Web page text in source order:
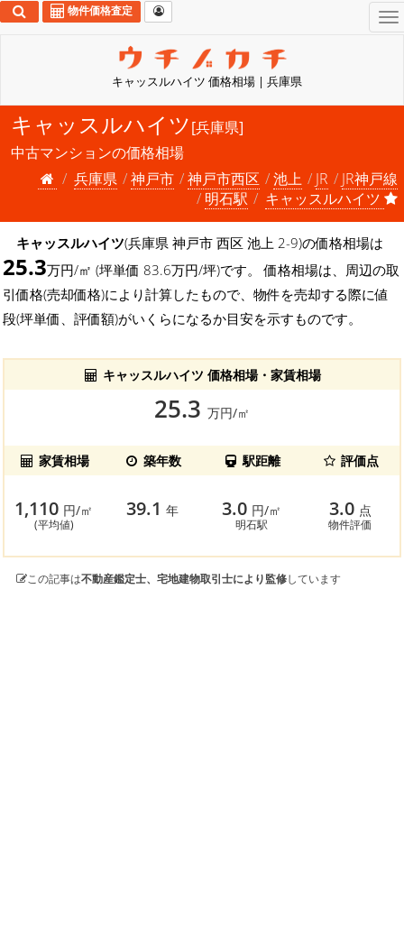
キャッスルハイツ 価格相場 | 兵庫県
物件価格査定
キャッスルハイツ[兵庫県]
中古マンションの価格相場
兵庫県
神戸市 神戸市西区 池上 JR
JR神戸線
明石駅
キャッスルハイツ
キャッスルハイツ(兵庫県 神戸市 西区 池上 2-9)の価格相場は
25.3万円/㎡ (坪単価 83.6万円/坪)です。 価格相場は、周辺の取
引価格(売却価格)により計算したもので、物件を売却する際に値
段(坪単価、評価額)がいくらになるか目安を示すものです。
キャッスルハイツ 価格相場・家賃相場
25.3 万円/㎡
家賃相場 築年数 駅距離 評価点
1,110 円/㎡
(平均値)
39.1年 3.0 円/㎡
明石駅
3.0 点
物件評価
この記事は不動産鑑定士、宅地建物取引士により監修しています